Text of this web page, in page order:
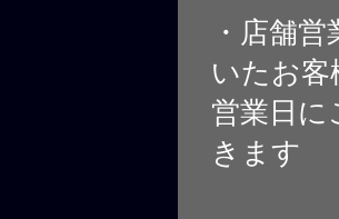
・店舗
いたお
営業日に
きます